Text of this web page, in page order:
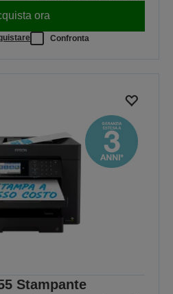
ora
Confronta
Stampante